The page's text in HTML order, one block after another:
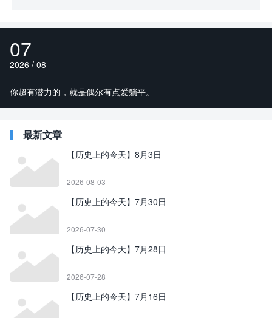
07
2026 / 08
你超有潜力的，就是偶尔有点爱躺平。
最新文章
【历史上的今天】8月3日
2026-08-03
【历史上的今天】7月30日
2026-07-30
【历史上的今天】7月28日
2026-07-28
【历史上的今天】7月16日